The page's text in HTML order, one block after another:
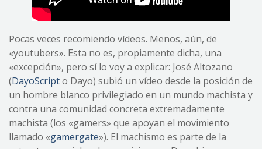
Pocas veces recomiendo vídeos. Menos, aún, de
«youtubers». Esta no es, propiamente dicha, una
«excepción», pero sí lo voy a explicar: José Altozano
(DayoScripto Dayo) subió un vídeo desde la posición de
un hombre blanco privilegiado en un mundo machista y
contra una comunidad concreta extremadamente
machista (los «gamers» que apoyan el movimiento
llamado «gamergate»). El machismo es parte de la